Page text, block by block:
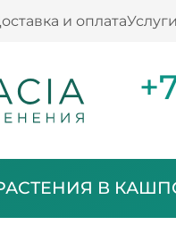
и оплатаУслуги
В